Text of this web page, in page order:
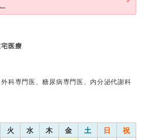
医療
科専門医、糖尿病専門医、内分泌代謝科
火 水 木 金 土 日 祝